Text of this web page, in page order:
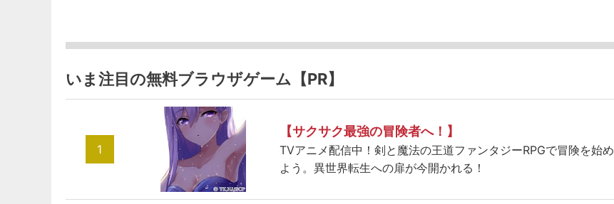
いま注目の無料ブラウザゲーム【PR】
1
【サクサク最強の冒険者へ！】
TVアニメ配信中！剣と魔法の王道ファンタジーRPGで冒険を始め
よう。異世界転生への扉が今開かれる！